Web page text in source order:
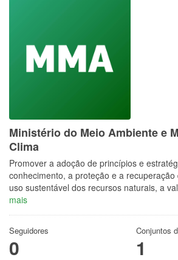
Ministério do Meio Ambiente e
Clima
Promover a adoção de princípios e
conhecimento, a proteção e a
uso sustentável dos recursos naturais, a
mais
Seguidores
0
Conjuntos
1